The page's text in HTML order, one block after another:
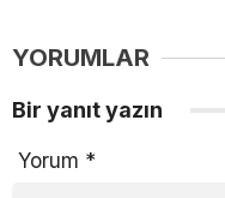
YORUMLAR
Bir yanıt yazın
Yorum *